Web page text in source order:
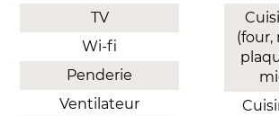
TV
Wi-fi
Penderie
Ventilateur
(four,